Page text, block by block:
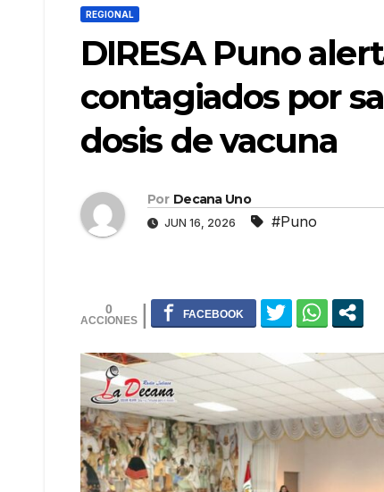
REGIONAL
DIRESA Puno
contagiados por
dosis de vacuna
Por Decana Uno
JUN 16, 2026 #Puno
0